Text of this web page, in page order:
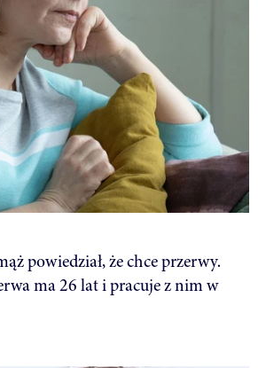
powiedział, że chce przerwy.
ma 26 lat i pracuje z nim w